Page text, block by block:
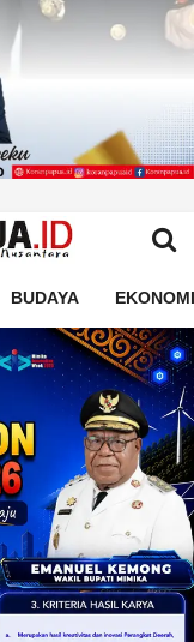
BUDAYA EKONOMI